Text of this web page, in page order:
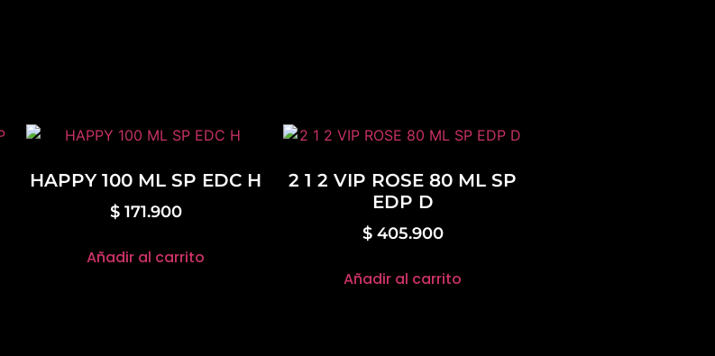
HAPPY 100 ML SP EDC H
$171.900
Añadir al carrito
2 1 2 VIP ROSE 80 ML SP
EDP D
$405.900
Añadir al carrito